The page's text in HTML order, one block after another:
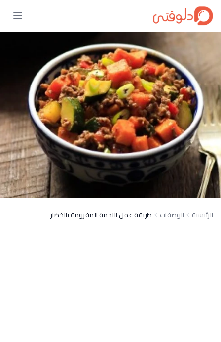
الرئيسية الوصفات طريقة عمل اللحمة المفرومة بالخضار